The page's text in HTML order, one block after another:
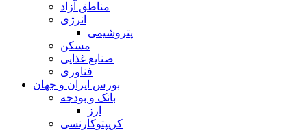
مناطق آزاد
انرژی
پتروشیمی
مسکن
صنایع غذایی
فناوری
بورس ایران و جهان
بانک و بودجه
ارز
کریپتوکارنسی